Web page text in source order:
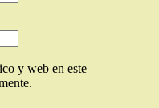
y web en este